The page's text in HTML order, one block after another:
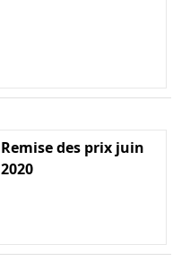
Remise des prix juin
2020